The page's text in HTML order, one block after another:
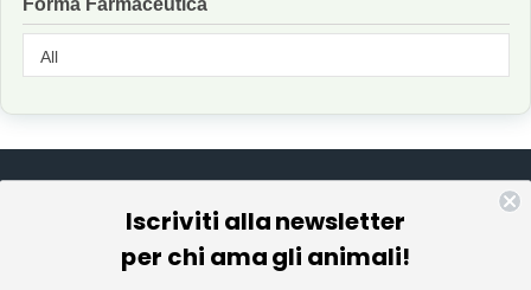
Forma Farmaceutica
Iscriviti alla newsletter
per chi ama gli animali!